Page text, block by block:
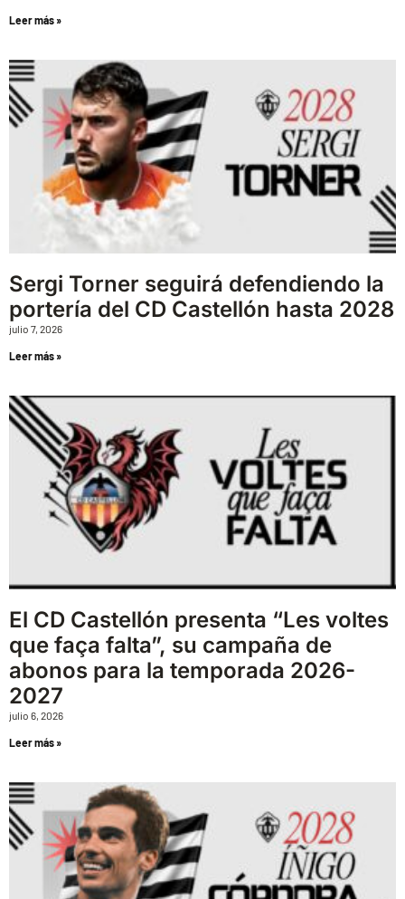
Leer más »
Sergi Torner seguirá defendiendo la
portería del CD Castellón hasta 2028
julio 7, 2026
Leer más »
El CD Castellón presenta “Les voltes
que faça falta”, su campaña de
abonos para la temporada 2026-
2027
julio 6, 2026
Leer más »